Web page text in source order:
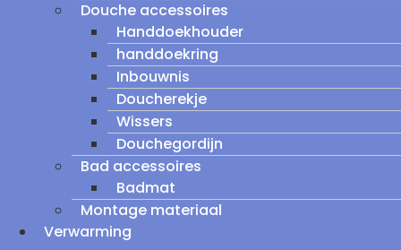
Douche accessoires
Handdoekhouder
handdoekring
Inbouwnis
Doucherekje
Wissers
Douchegordijn
Bad accessoires
Badmat
Montage materiaal
Verwarming